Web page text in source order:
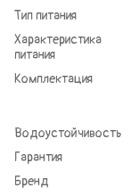
Тип питания
Характеристика
питания
Комплектация
Водоустойчивость
Гарантия
Бренд